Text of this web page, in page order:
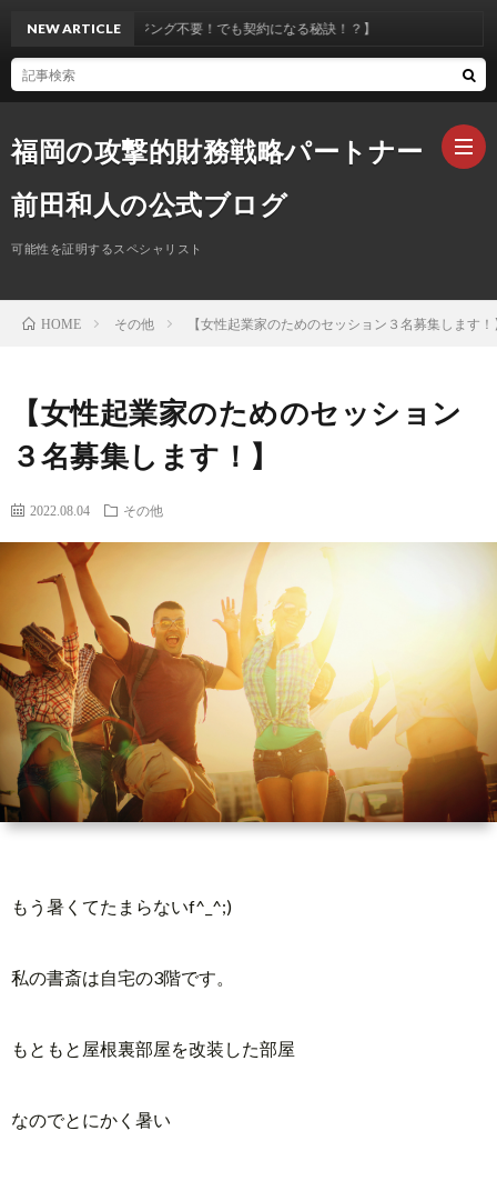
福岡の攻撃的財務戦略パートナー
前田和人の公式ブログ
可能性を証明するスペシャリスト
ー
プ
せ
NEW ARTICLE
不要！クロージング不要！でも契約になる秘訣！？】
HOME その他 【女性起業家のためのセッション３名募集します！
【女性起業家のためのセッション
３名募集します！】
2022.08.04 その他
もう暑くてたまらないf^_^;)
私の書斎は自宅の3階です。
もともと屋根裏部屋を改装した部屋
なのでとにかく暑い